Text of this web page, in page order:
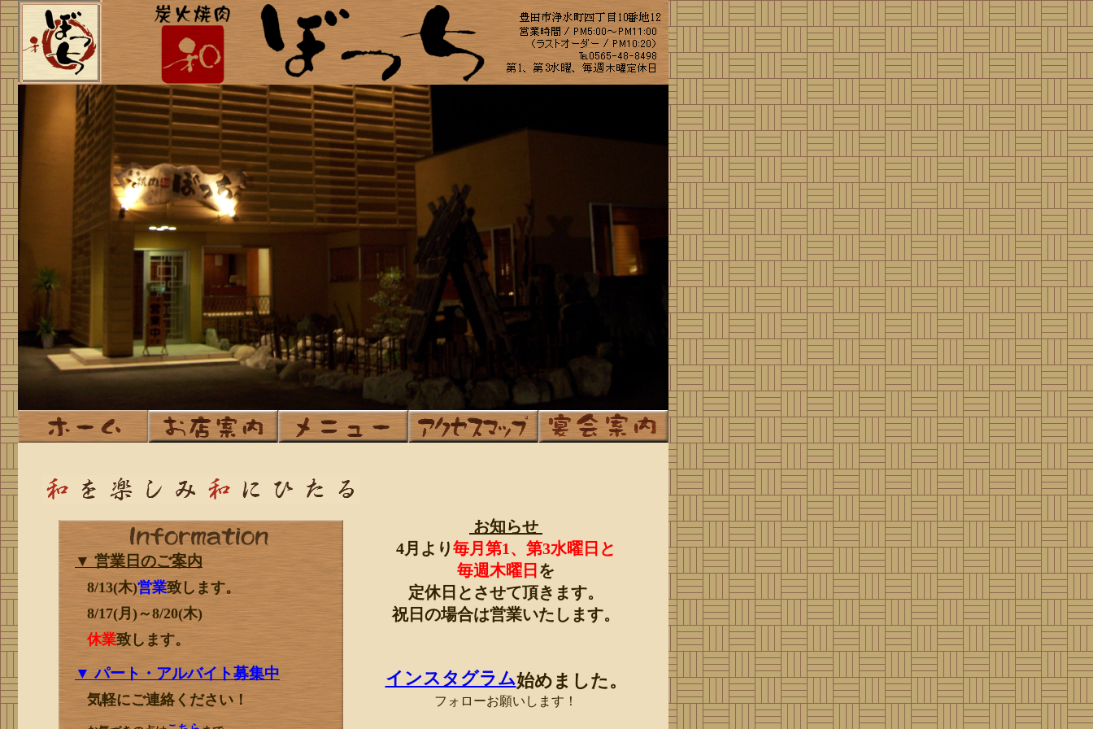
▼ 営業日のご案内
8/13(木)営業致します。
8/17(月)～8/20(木)
休業致します。
▼ パート・アルバイト募集中
気軽にご連絡ください！
お知らせ
4月より毎月第1、第3水曜日と
毎週木曜日 を
定休日とさせて頂きます。
祝日の場合は営業いたします。
インスタグラム始めました。
フォローお願いします！